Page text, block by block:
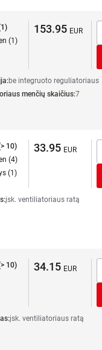
(1)
153.95
be integruoto reguliatoriaus
menčių skaičius:7
10)
(4)
(1)
33.95
įsk. ventiliatoriaus ratą
10) 34.15
įsk. ventiliatoriaus ratą